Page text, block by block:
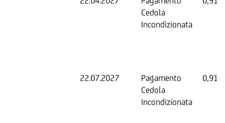
Cedola
Incondizionata
22.07.2027
Pagamento
Cedola
Incondizionata
0,91